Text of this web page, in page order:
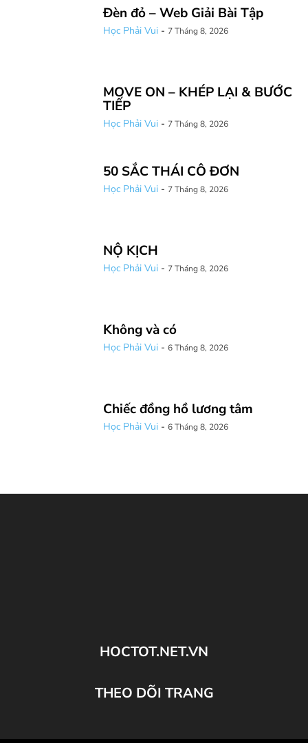
Đèn đỏ – Web Giải Bài Tập
Học Phải Vui - 7 Tháng 8, 2026
MOVE ON – KHÉP LẠI & BƯỚC
TIẾP
Học Phải Vui - 7 Tháng 8, 2026
50 SẮC THÁI CÔ ĐƠN
Học Phải Vui - 7 Tháng 8, 2026
NỘ KỊCH
Học Phải Vui - 7 Tháng 8, 2026
Không và có
Học Phải Vui - 6 Tháng 8, 2026
Chiếc đồng hồ lương tâm
Học Phải Vui - 6 Tháng 8, 2026
HOCTOT.NET.VN
THEO DÕI TRANG